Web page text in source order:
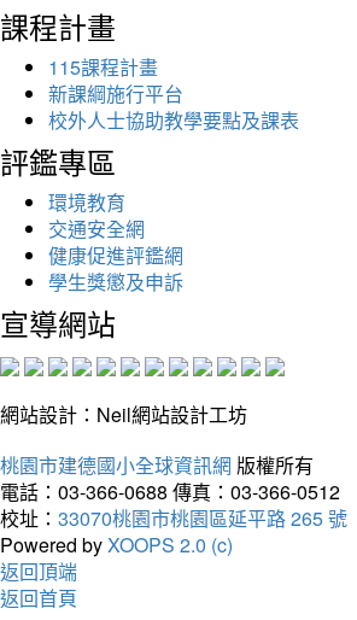
課程計畫
115課程計畫
新課綱施行平台
校外人士協助教學要點及課表
評鑑專區
環境教育
交通安全網
健康促進評鑑網
學生獎懲及申訴
宣導網站
網站設計：Neil網站設計工坊
桃園市建德國小全球資訊網 版權所有
電話：03-366-0688 傳真：03-366-0512
校址： 33070桃園市桃園區延平路 265 號
Powered byXOOPS 2.0 (c)
返回頂端
返回首頁